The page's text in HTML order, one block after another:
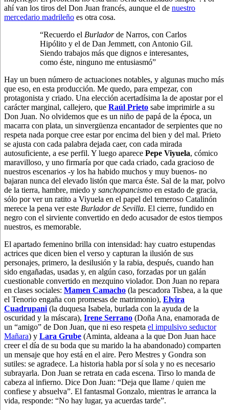
ahí van los tiros del Don Juan francés, aunque el de nuestro
mercedario madrileño es otra cosa.
“Recuerdo el Burladorde Narros, con Carlos
Hipólito y el de Dan Jemmett, con Antonio Gil.
Siendo trabajos más que dignos e interesantes,
como éste, ninguno me entusiasmó”
Hay un buen número de actuaciones notables, y algunas mucho más
que eso, en esta producción. Me quedo, para empezar, con
protagonista y criado. Una elección acertadísima la de apostar por el
carácter marginal, callejero, que Raúl Prieto sabe imprimirle a su
Don Juan. No olvidemos que es un niño de papá de la época, un
macarra con plata, un sinvergüenza encantador de serpientes que no
respeta nada porque cree estar por encima del bien y del mal. Prieto
se ajusta con cada palabra dejada caer, con cada mirada
autosuficiente, a ese perfil. Y luego aparece Pepe Viyuela, cómico
maravilloso, y uno firmaría por que cada criado, cada gracioso de
nuestros escenarios -y los ha habido muchos y muy buenos- no
bajaran nunca del elevado listón que marca éste. Sal de la mar, polvo
de la tierra, hambre, miedo y sanchopancismo en estado de gracia,
sólo por ver un ratito a Viyuela en el papel del temeroso Catalinón
merece la pena ver este Burlador de Sevilla. El cierre, fundido en
negro con el sirviente convertido en dedo acusador de estos tiempos
nuestros, es memorable.
El apartado femenino brilla con intensidad: hay cuatro estupendas
actrices que dicen bien el verso y capturan la ilusión de sus
personajes, primero, la desilusión y la rabia, después, cuando han
sido engañadas, usadas y, en algún caso, forzadas por un galán
cuestionable convertido en mezquino violador. Don Juan no repara
en clases sociales: Mamen Camacho (la pescadora Tisbea, a la que
el Tenorio engaña con promesas de matrimonio), Elvira
Cuadrupani (la duquesa Isabela, burlada con la ayuda de la
oscuridad y la máscara), Irene Serrano (Doña Ana, enamorada de
un “amigo” de Don Juan, que ni eso respeta el impulsivo seductor
Mañara) y Lara Grube (Aminta, aldeana a la que Don Juan hace
creer el día de su boda que su marido la ha abandonado) comparten
un mensaje que hoy está en el aire. Pero Mestres y Gondra son
sutiles: se agradece. La historia habla por sí sola y no es necesario
subrayarla. Don Juan se retrata en cada escena. Tirso lo manda de
cabeza al infierno. Dice Don Juan: “Deja que llame / quien me
confiese y absuelva”. El fantasmal Gonzalo, mientras le arranca la
vida, responde: “No hay lugar, ya acuerdas tarde”.